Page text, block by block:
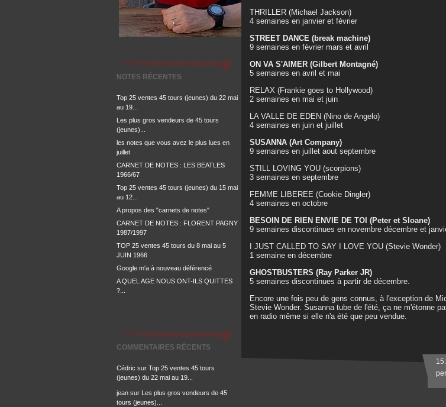
NOTES RÉCENTES
Top 25 ventes 45 tours (jeunes) du 22 mai
au 19...
Les plus gros vendeurs de 45 tours
(jeunes)...
les notes que vous avez le plus lues en
juillet
CARNET DE NOTES : LES BEATLES
1966/67
Top 25 ventes 45 tours (jeunes) du 15 mai
au 12...
A propos des "carnets de notes"
CARNET DE NOTES : FLORENT PAGNY
1987/1997
TOP 25 ventes 45 tours du 8 mai au 5
JUIN 1966
Google m'a à nouveau déférencé
A QUEL AGE NOUS ONT-ILS QUITTES
?...
COMMENTAIRES RÉCENTS
Cédric sur Top 25 ventes 45 tours
(jeunes) du 22 mai au 19...
jean sur Les plus gros vendeurs de 45
tours (jeunes)...
THRILLER (Michael Jackson)
4 semaines en janvier et février
STREET DANCE (break machine)
9 semaines en février mars et avril
ON VA S'AIMER (Gilbert Montagné)
5 semaines en avril et mai
RELAX (Frankie goes to Hollywood)
2 semaines en mai et juin
LA VALLE DE EDEN (Nino de Angelo)
4 semaines en juin et juillet
SUSANNA (Art Company)
9 semaines en juillet aout septembre
STILL LOVING YOU (scorpions)
3 semaines en septembre
FEMME LIBEREE (Cookie Dingler)
4 semaines en octobre
BESOIN DE RIEN ENVIE DE TOI (Peter et Sloane)
9 semaines discontinues en novembre décembre et
I JUST CALLED TO SAY I LOVE YOU (Stevie Wonder)
1 semaine en décembre
GHOSTBUSTERS (Ray Parker JR)
5 semaines discontinues à partir de décembre.
Encore une fois peu de gens connus, à l'exception de
Stevie Wonder. Susanna tube de l'été, ça ne m'étonne
en radio même si elle n'a été que peu vendue.